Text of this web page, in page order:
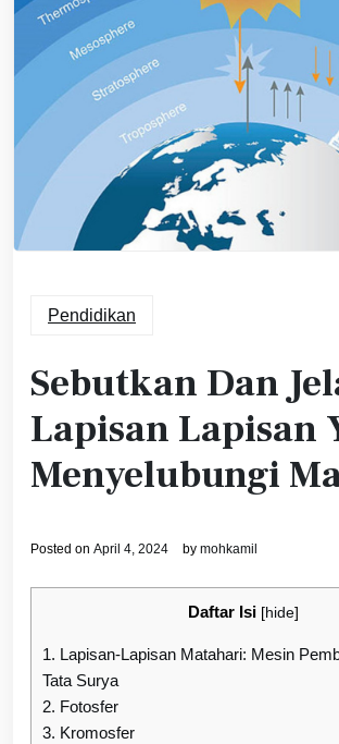
Pendidikan
Sebutkan Dan
Lapisan Lapisan
Menyelubungi
Posted on April 4, 2024 by mohkamil
Daftar Isi [hide]
1. Lapisan-Lapisan Matahari: Mesin
Tata Surya
2. Fotosfer
3. Kromosfer